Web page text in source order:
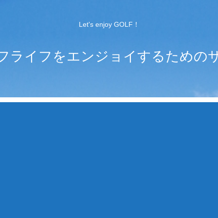
Let's enjoy GOLF！
ライフをエンジョイするための